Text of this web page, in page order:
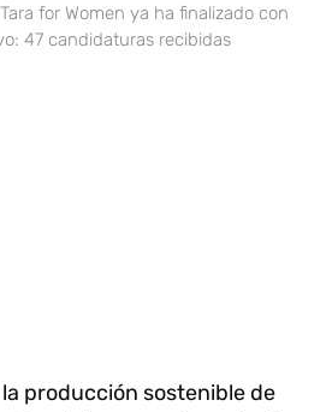
for Women ya ha finalizado con
47 candidaturas recibidas
la producción sostenible de